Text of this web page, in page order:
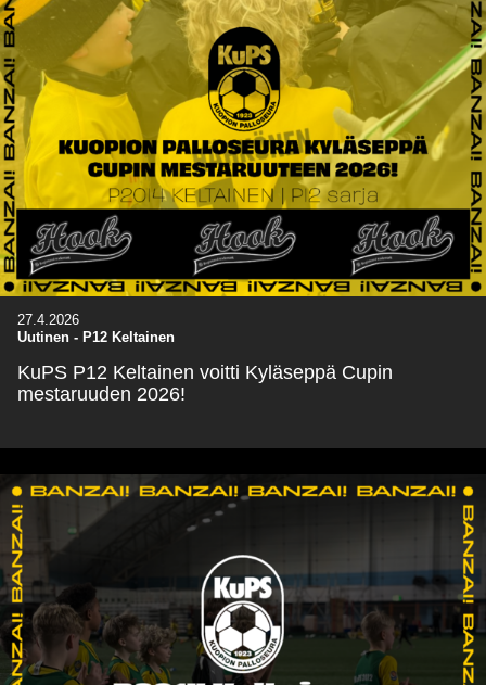
27.4.2026
Uutinen - P12 Keltainen
KuPS P12 Keltainen voitti Kyläseppä Cupin
mestaruuden 2026!